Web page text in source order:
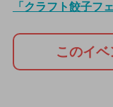
「クラフト餃子フ
このイ